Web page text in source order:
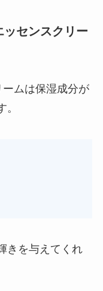
センスクリー
ムは保湿成分が
きを与えてくれ